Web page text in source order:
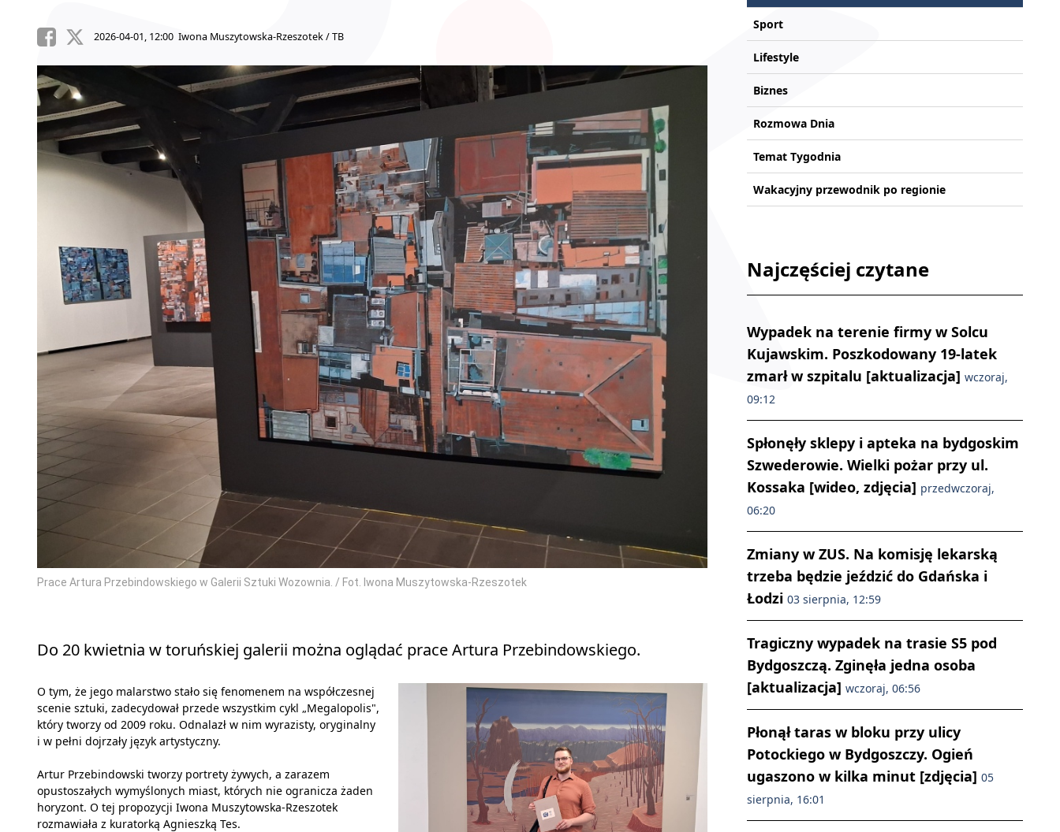
2026-04-01, 12:00 Iwona Muszytowska-Rzeszotek / TB
Prace Artura Przebindowskiego w Galerii Sztuki Wozownia. / Fot. Iwona Muszytowska-Rzeszotek
Do 20 kwietnia w toruńskiej galerii można oglądać prace Artura Przebindowskiego.
O tym, że jego malarstwo stało się fenomenem na współczesnej
scenie sztuki, zadecydował przede wszystkim cykl „Megalopolis",
który tworzy od 2009 roku. Odnalazł w nim wyrazisty, oryginalny
i w pełni dojrzały język artystyczny.
Artur Przebindowski tworzy portrety żywych, a zarazem
opustoszałych wymyślonych miast, których nie ogranicza żaden
horyzont. O tej propozycji Iwona Muszytowska-Rzeszotek
rozmawiała z kuratorką Agnieszką Tes.
Sport
Lifestyle
Biznes
Rozmowa Dnia
Temat Tygodnia
Wakacyjny przewodnik po regionie
Najczęściej czytane
Wypadek na terenie firmy w Solcu
Kujawskim. Poszkodowany 19-latek
zmarł w szpitalu [aktualizacja] wczoraj,
09:12
Spłonęły sklepy i apteka na bydgoskim
Szwederowie. Wielki pożar przy ul.
Kossaka [wideo, zdjęcia] przedwczoraj,
06:20
Zmiany w ZUS. Na komisję lekarską
trzeba będzie jeździć do Gdańska i
Łodzi 03 sierpnia, 12:59
Tragiczny wypadek na trasie S5 pod
Bydgoszczą. Zginęła jedna osoba
[aktualizacja] wczoraj, 06:56
Płonął taras w bloku przy ulicy
Potockiego w Bydgoszczy. Ogień
ugaszono w kilka minut [zdjęcia] 05
sierpnia, 16:01